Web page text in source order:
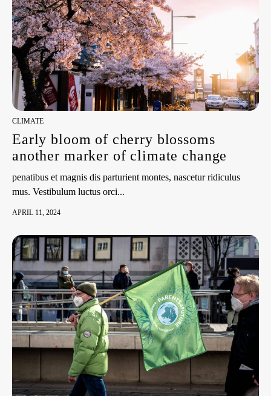
CLIMATE
Early bloom of cherry blossoms
another marker of climate change
penatibus et magnis dis parturient montes, nascetur ridiculus
mus. Vestibulum luctus orci...
APRIL 11, 2024